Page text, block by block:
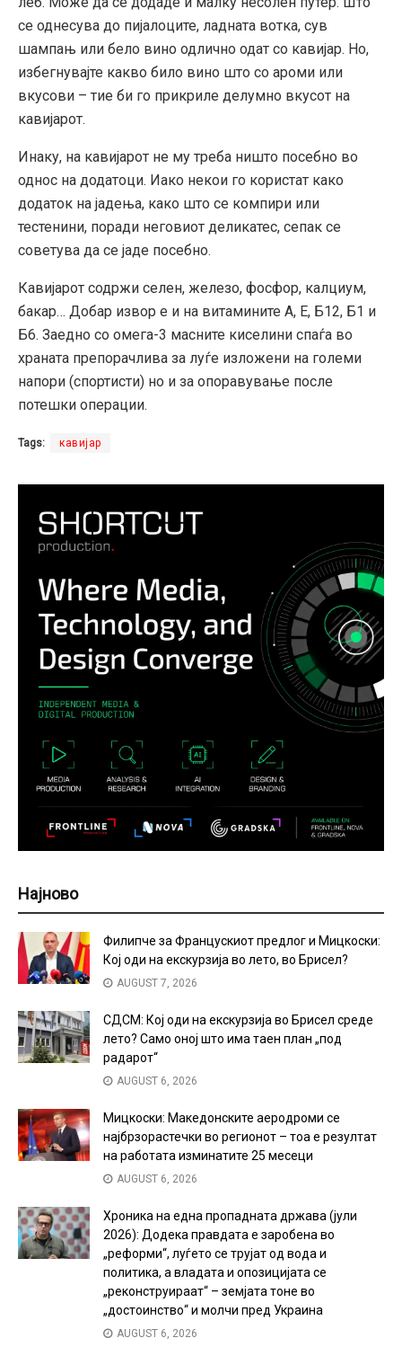
се однесува до пијалоците, ладната вотка, сув
шампањ или бело вино одлично одат со кавијар. Но,
избегнувајте какво било вино што со ароми или
вкусови – тие би го прикриле делумно вкусот на
кавијарот.
Инаку, на кавијарот не му треба ништо посебно во
однос на додатоци. Иако некои го користат како
додаток на јадења, како што се компири или
тестенини, поради неговиот деликатес, сепак се
советува да се јаде посебно.
Кавијарот содржи селен, железо, фосфор, калциум,
бакар… Добар извор е и на витамините А, Е, Б12, Б1 и
Б6. Заедно со омега-3 масните киселини спаѓа во
храната препорачлива за луѓе изложени на големи
напори (спортисти) но и за опоравување после
потешки операции.
Tags: кавијар
Најново
Филипче за Францускиот предлог и Мицкоски:
Кој оди на екскурзија во лето, во Брисел?
AUGUST 7, 2026
СДСМ: Кој оди на екскурзија во Брисел среде
лето? Само оној што има таен план „под
радарот“
AUGUST 6, 2026
Мицкоски: Македонските аеродроми се
најбрзорастечки во регионот – тоа е резултат
на работата изминатите 25 месеци
AUGUST 6, 2026
Хроника на една пропадната држава (јули
2026): Додека правдата е заробена во
„реформи“, луѓето се трујат од вода и
политика, а владата и опозицијата се
„реконструираат“ – земјата тоне во
„достоинство“ и молчи пред Украина
AUGUST 6, 2026